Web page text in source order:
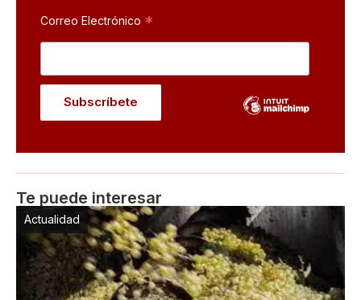
Correo Electrónico *
Te puede interesar
Actualidad